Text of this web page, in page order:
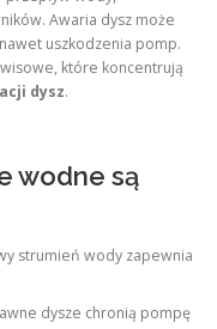
Awaria dysz może
uszkodzenia pomp.
które koncentrują
dysz.
wodne są
strumień wody zapewnia
dysze chronią pompę